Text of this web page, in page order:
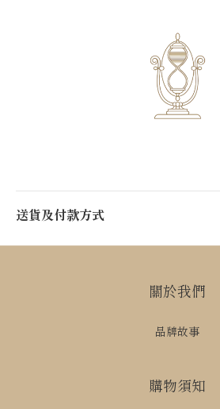
送貨及付款方式
關於我們
品牌故事
購物須知